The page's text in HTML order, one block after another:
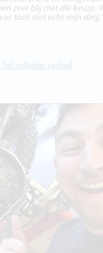
zeer blij met die keuze.
toch niet echt mijn ding.’
het volledige verhaal